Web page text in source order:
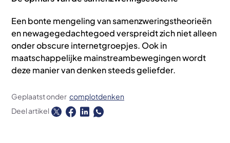
Een bonte mengeling van samenzweringstheorieën
en newagegedachtegoed verspreidt zich niet alleen
onder obscure internetgroepjes. Ook in
maatschappelijke mainstreambewegingen wordt
deze manier van denken steeds geliefder.
Geplaatst onder complotdenken
Deel artikel